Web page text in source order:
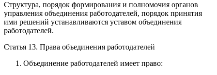
Структура, порядок формирования и полномочия органов
управления объединения работодателей, порядок принятия
ими решений устанавливаются уставом объединения
работодателей.
Статья 13. Права объединения работодателей
Объединение работодателей имеет право: